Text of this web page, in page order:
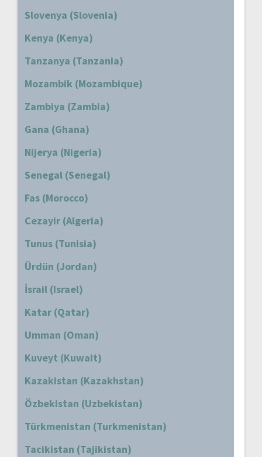
Slovenya (Slovenia)
Kenya (Kenya)
Tanzanya (Tanzania)
Mozambik (Mozambique)
Zambiya (Zambia)
Gana (Ghana)
Nijerya (Nigeria)
Senegal (Senegal)
Fas (Morocco)
Cezayir (Algeria)
Tunus (Tunisia)
Ürdün (Jordan)
İsrail (Israel)
Katar (Qatar)
Umman (Oman)
Kuveyt (Kuwait)
Kazakistan (Kazakhstan)
Özbekistan (Uzbekistan)
Türkmenistan (Turkmenistan)
Tacikistan (Tajikistan)